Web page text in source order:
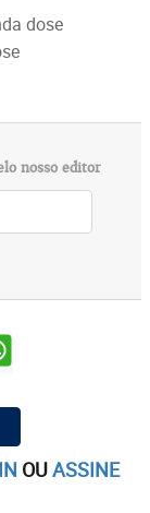
dose
nosso editor
OUASSINE